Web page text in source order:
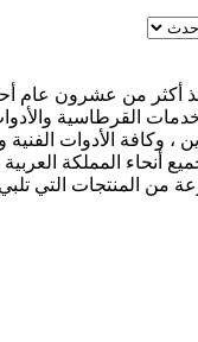
أكثر من عشرون عام
القرطاسية
، وكافة الأدوات الفنية
أنحاء المملكة العربية
من المنتجات التي